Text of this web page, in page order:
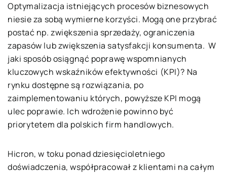
Optymalizacja istniejących procesów biznesowych
niesie za sobą wymierne korzyści. Mogą one przybrać
postać np. zwiększenia sprzedaży, ograniczenia
zapasów lub zwiększenia satysfakcji konsumenta. W
jaki sposób osiągnąć poprawę wspomnianych
kluczowych wskaźników efektywności (KPI)? Na
rynku dostępne są rozwiązania, po
zaimplementowaniu których, powyższe KPI mogą
ulec poprawie. Ich wdrożenie powinno być
priorytetem dla polskich firm handlowych.
Hicron, w toku ponad dziesięcioletniego
doświadczenia, współpracował z klientami na całym